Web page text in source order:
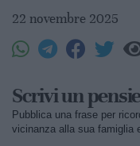
22 novembre 2025
Scrivi un
Pubblica una frase per
vicinanza alla sua famiglia